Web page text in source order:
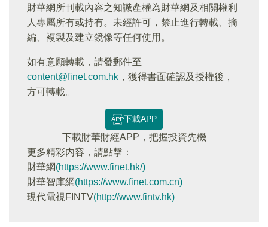
財華網所刊載內容之知識產權為財華網及相關權利
人專屬所有或持有。未經許可，禁止進行轉載、摘
編、複製及建立鏡像等任何使用。
如有意願轉載，請發郵件至
content@finet.com.hk ，獲得書面確認及授權後，
方可轉載。
下載APP
下載財華財經APP，把握投資先機
更多精彩内容，請點擊：
財華網(https://www.finet.hk/)
財華智庫網(https://www.finet.com.cn)
現代電視FINTV(http://www.fintv.hk)